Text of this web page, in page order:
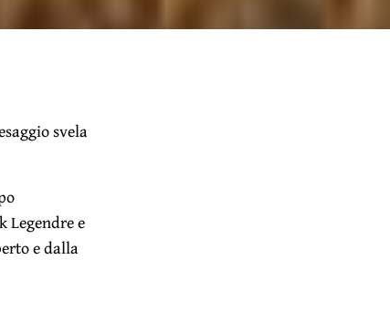
svela
Legendre e
e dalla